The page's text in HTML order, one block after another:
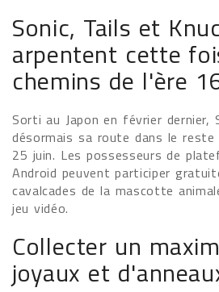
Sonic, Tails et
arpentent cette
chemins de l'ère
Sorti au Japon en février dernier,
désormais sa route dans le reste
25 juin. Les possesseurs de
Android peuvent participer
cavalcades de la mascotte
jeu vidéo.
Collecter un
joyaux et